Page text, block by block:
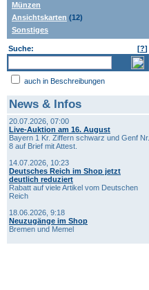
Münzen
Ansichtskarten (12)
Sonstiges
Suche: [?]
auch in Beschreibungen
News & Infos
20.07.2026, 07:00
Live-Auktion am 16. August
Bayern 1 Kr. Ziffern schwarz und Genf Nr.
8 auf Brief mit Attest.
14.07.2026, 10:23
Deutsches Reich im Shop jetzt
deutlich reduziert
Rabatt auf viele Artikel vom Deutschen
Reich
18.06.2026, 9:18
Neuzugänge im Shop
Bremen und Memel